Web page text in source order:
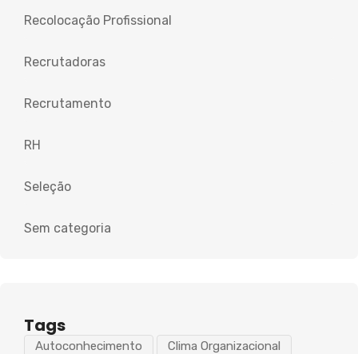
Recolocação Profissional
Recrutadoras
Recrutamento
RH
Seleção
Sem categoria
Tags
Autoconhecimento Clima Organizacional